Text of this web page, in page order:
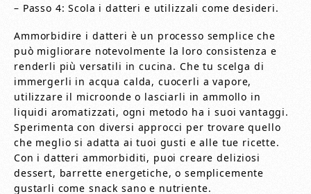
– Passo 4: Scola i datteri e utilizzali come desideri.
Ammorbidire i datteri è un processo semplice che
può migliorare notevolmente la loro consistenza e
renderli più versatili in cucina. Che tu scelga di
immergerli in acqua calda, cuocerli a vapore,
utilizzare il microonde o lasciarli in ammollo in
liquidi aromatizzati, ogni metodo ha i suoi vantaggi.
Sperimenta con diversi approcci per trovare quello
che meglio si adatta ai tuoi gusti e alle tue ricette.
Con i datteri ammorbiditi, puoi creare deliziosi
dessert, barrette energetiche, o semplicemente
gustarli come snack sano e nutriente.